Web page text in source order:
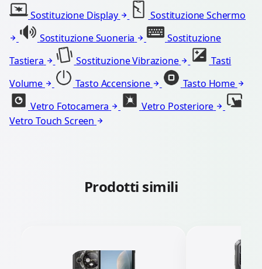
Sostituzione Display
Sostituzione Schermo
Sostituzione Suoneria
Sostituzione
Tastiera
Sostituzione Vibrazione
Tasti
Volume
Tasto Accensione
Tasto Home
Vetro Fotocamera
Vetro Posteriore
Vetro Touch Screen
Prodotti simili